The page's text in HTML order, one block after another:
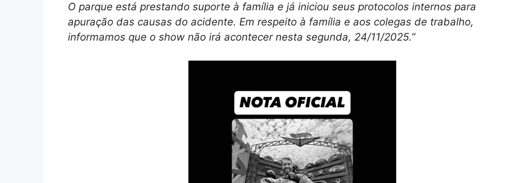
O parque está prestando suporte à família e já iniciou seus protocolos internos para
apuração das causas do acidente. Em respeito à família e aos colegas de trabalho,
informamos que o show não irá acontecer nesta segunda, 24/11/2025.”